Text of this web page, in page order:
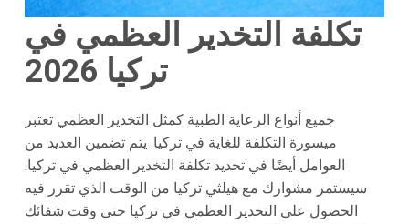
تكلفة التخدير العظمي في
تركيا 2026
جميع أنواع الرعاية الطبية كمثل التخدير العظمي تعتبر
ميسورة التكلفة للغاية في تركيا. يتم تضمين العديد من
العوامل أيضًا في تحديد تكلفة التخدير العظمي في تركيا.
سيستمر مشوارك مع هيلثي تركيا من الوقت الذي تقرر فيه
الحصول على التخدير العظمي في تركيا حتى وقت شفائك